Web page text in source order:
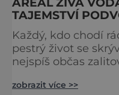
TAJEMSTVÍ
Každý, kdo chodí
pestrý život se
nejspíš občas
totiž Živá voda. V
zobrazit více >>